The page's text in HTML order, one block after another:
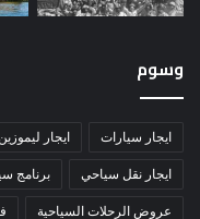
وسوم
ايجار سيارات ايجار ليموزين
ايجار نقل سياحي برنامج
عروض الرحلات السياحية